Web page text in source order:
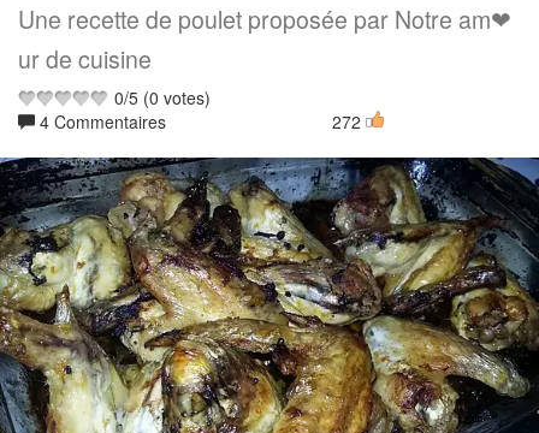
Une recette de poulet proposée par Notre am❤
ur de cuisine
0/5 (0 votes)
4 Commentaires
272